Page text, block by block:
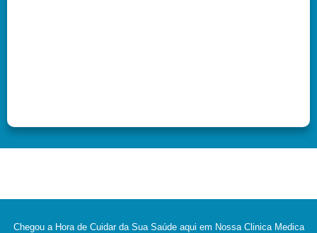
Chegou a Hora de Cuidar da Sua Saúde aqui em Nossa Clinica Medica